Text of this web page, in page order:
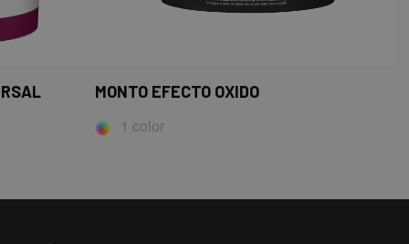
MONTO EFECTO OXIDO
1 color